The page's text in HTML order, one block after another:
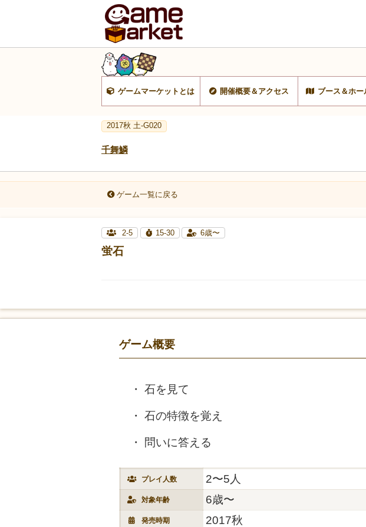
ゲームマーケットとは 開催概要＆アクセス ブース＆ホー
2017秋 土-G020
千舞鱗
ゲーム一覧に戻る
2-5 15-30 6歳〜
蛍石
ゲーム概要
石を見て
石の特徴を覚え
問いに答える
プレイ人数 2〜5人
対象年齢 6歳〜
発売時期 2017秋